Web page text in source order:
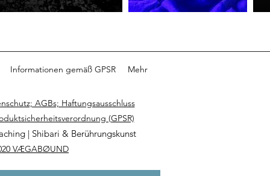
Informationen gemäß GPSR Mehr
AGBs; Haftungsausschluss
(GPSR)
| Shibari & Berührungskunst
VÆGABØUND